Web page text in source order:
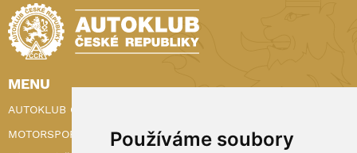
Používáme soubory
MENU
AUTOKLUB ČR
MOTORSPORT